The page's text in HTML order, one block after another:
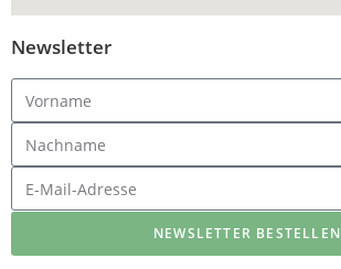
Newsletter
NEWSLETTER BESTELLEN